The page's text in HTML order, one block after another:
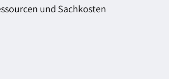
und Sachkosten